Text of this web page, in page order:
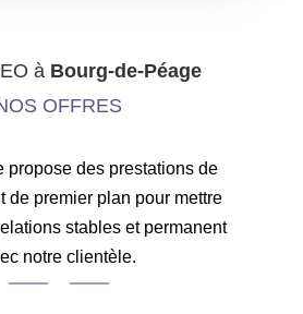
à Bourg-de-Péage
OFFRES
propose des prestations de
de premier plan pour mettre
stables et permanent
notre clientèle.